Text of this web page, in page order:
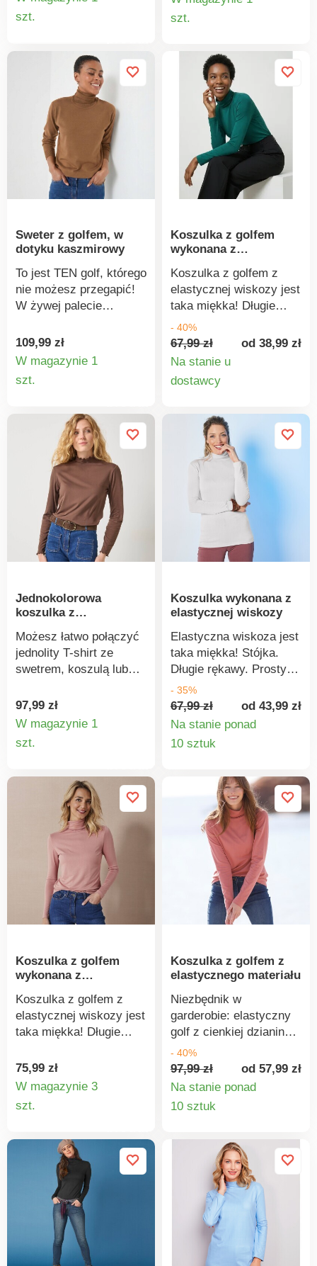
ciepła i elastyczna
dzianina prążkowana.
Oeko-Tex (nr CQ 1216/3
IFTH). Znak ten
identyfikuje produkty
tekstylne poddane
badaniom
laboratoryjnym na
obecność szerokiej
gamy substancji
szkodliwych, a produkt
jest bezpieczny w
poza obowiązujące
normy. Można prać w
pralce.
szt.
kaszmirowy. Łatwy w
pielęgnacji, można prać
szt.
Sweter z golfem, w
dotyku kaszmirowy
To jest TEN golf, którego
nie możesz przegapić!
W żywej palecie
dekolt. Długie rękawy.
Prosty dół. W dotyku
kaszmirowy. Łatwy w
pielęgnacji, można prać
109,99 zł
W magazynie 1
szt.
Koszulka z golfem
wykonana z
Koszulka z golfem z
elastycznej wiskozy jest
taka miękka! Długie
rękawy. Prosty dół.
Wykonana z elastycznej
i przewiewnej dzianiny.
- 40%
67,99 zł
od 38,99 zł
Na stanie u
dostawcy
Jednokolorowa
koszulka z
stójka i falowanym
dołem
Możesz łatwo połączyć
jednolity T-shirt ze
swetrem, koszulą lub
będzie na topie. Stójka z
falowanym
wykończeniem. Długie
rękawy z falowanym
dół. Jednolity kolor.
Miękka, elastyczna
dzianina. Można prać w
pralce.
97,99 zł
W magazynie 1
szt.
Koszulka wykonana z
elastycznej wiskozy
Elastyczna wiskoza jest
taka miękka! Stójka.
Długie rękawy. Prosty
dół. Wykonany z
elastycznej i
przewiewnej dzianiny.
Można prać w pralce.
- 35%
67,99 zł
od 43,99 zł
Na stanie ponad
10 sztuk
Koszulka z golfem
wykonana z
Koszulka z golfem z
elastycznej wiskozy jest
taka miękka! Długie
Wykonana z elastycznej
i przewiewnej dzianiny.
Można prać w pralce.
75,99 zł
W magazynie 3
szt.
Koszulka z golfem z
elastycznego materiału
Niezbędnik w
garderobie: elastyczny
golf z cienkiej dzianiny,
która dopasowuje się do
ciała jak druga skóra.
Elastyczna bawełna jest
łatwa w pielęgnacji i
noszeniu. Stójka. Długie
Oeko-Tex Standard 100
(nr CQ 1216/3 IFTH).
Ten znak identyfikuje
produkty tekstylne
poddane testom
laboratoryjnym na
obecność szerokiej
gamy substancji
- 40%
97,99 zł
od 57,99 zł
Na stanie ponad
10 sztuk